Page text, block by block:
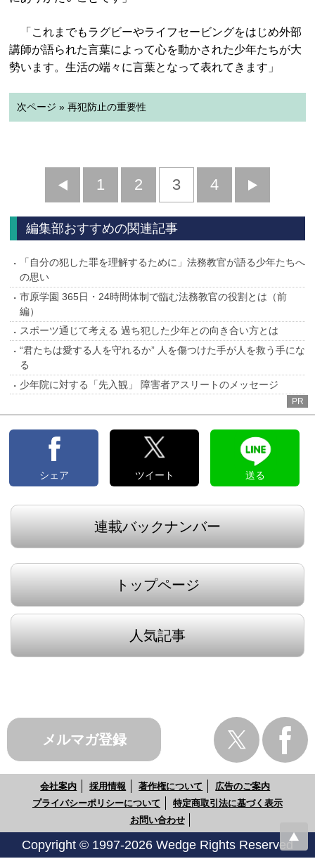
「これまでもラグビーやライフセービングをはじめ外部
講師が語られた言葉によって心を動かされた少年たちが大
勢います。生活の端々に言葉となって表れてきます」
次ページ » 再犯防止の重要性
前
へ
1 2 3 4
へ
編集部おすすめの関連記事
「自分の犯した罪を理解するために」法務教官が語る少年たちへ
の思い
市原学園 365日・24時間体制で臨む法務教官の役割とは（前
編）
スポーツ通じて考える 過ち犯した少年との向き合い方とは
“君たちは愛する人を守れるか” 人を傷つけた手が人を救う手にな
る
少年院に対する「先入観」 障害者アスリートのメッセージ
PR
シェア ツイート 送る
連載バックナンバー
トップページ
人気記事
メルマガ登録
会社案内 採用情報 著作権について
広告のご案内
プライバシーポリシーについて
特定商取引法に基づく表示
お問い合わせ
Copyright © 1997-2026 Wedge Rights Reserved